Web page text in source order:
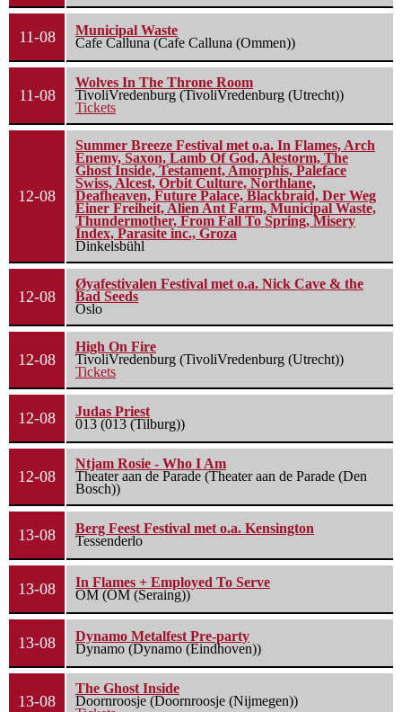
11-08
Municipal Waste
Cafe Calluna (Cafe Calluna (Ommen))
11-08
Wolves In The Throne Room
TivoliVredenburg (TivoliVredenburg (Utrecht))
Tickets
12-08
Summer Breeze Festival met o.a. In Flames, Arch
Enemy, Saxon, Lamb Of God, Alestorm, The
Ghost Inside, Testament, Amorphis, Paleface
Swiss, Alcest, Orbit Culture, Northlane,
Deafheaven, Future Palace, Blackbraid, Der Weg
Einer Freiheit, Alien Ant Farm, Municipal Waste,
Thundermother, From Fall To Spring, Misery
Index, Parasite inc., Groza
Dinkelsbühl
12-08
Øyafestivalen Festival met o.a. Nick Cave & the
Bad Seeds
Oslo
12-08
High On Fire
TivoliVredenburg (TivoliVredenburg (Utrecht))
Tickets
12-08
Judas Priest
013 (013 (Tilburg))
12-08
Ntjam Rosie - Who I Am
Theater aan de Parade (Theater aan de Parade (Den
Bosch))
13-08
Berg Feest Festival met o.a. Kensington
Tessenderlo
13-08
In Flames + Employed To Serve
OM (OM (Seraing))
13-08
Dynamo Metalfest Pre-party
Dynamo (Dynamo (Eindhoven))
13-08
The Ghost Inside
Doornroosje (Doornroosje (Nijmegen))